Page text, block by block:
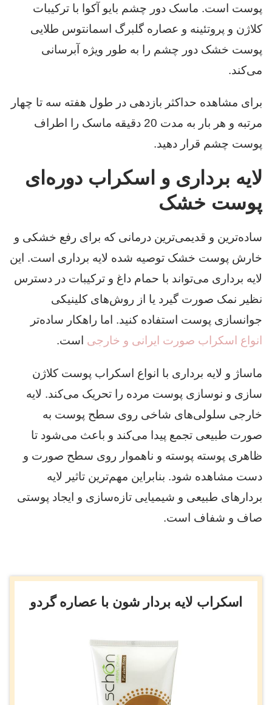
پوست است. ماسک دور چشم بایو آکوا با ترکیبات
کلاژن و پروتئینه و عصاره گلبرگ اسمانتوس طلایی
پوست خشک دور چشم را به طور ویژه آبرسانی
می‌کند.
برای مشاهده حداکثر بازدهی در طول هفته سه تا چهار
مرتبه و هر بار به مدت 20 دقیقه ماسک را اطراف
پوست چشم قرار دهید.
لایه برداری و اسکراب دوره‌ای
پوست خشک
ساده‌ترین و قدیمی‌ترین درمانی که برای رفع خشکی و
خارش پوست خشک توصیه شده لایه برداری است. این
لایه برداری می‌تواند با حمام داغ و ترکیبات در دسترس
نظیر نمک صورت گیرد یا از روش‌های کلینیکی
جوانسازی پوست استفاده کنید. اما راهکار ساده‌تر
انواع اسکراب صورت ایرانی و خارجی است.
ماساژ و لایه برداری با انواع اسکراب پوست کلاژن
سازی و نوسازی پوست مرده را تحریک می‌کند. لایه
خارجی سلولی‌های شاخی روی سطح پوست به
صورت طبیعی تجمع پیدا می‌کند و باعث می‌شود تا
ظاهری پوسته پوسته و ناهموار روی سطح صورت و
دست مشاهده شود. بنابراین مهم‌ترین تاثیر لایه
بردارهای طبیعی و شیمیایی تازه‌سازی و ایجاد پوستی
صاف و شفاف است.
اسکراب لایه بردار شون با عصاره گردو